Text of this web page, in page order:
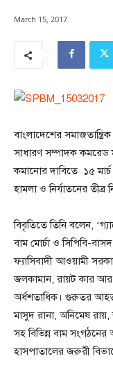
March 15, 2017
বাংলাদেশের
সাধারণ সম্পাদক কমরেড
কমানোর দাবিতে ১৫ মার্চ
হামলা ও নির্যাতনের তীব্র
বিবৃতিতে তিনি বলেন,
বাম মোর্চা ও সিপিবি-
ফ্যাসিবাদী আওয়ামী
জলকামান, রায়ট কার আর
অর্ধশতাধিক। গুরুতর আহত
মাসুদ রানা, অনিমেষ
সহ বিভিন্ন বাম
হাসপাতালের জরুরী